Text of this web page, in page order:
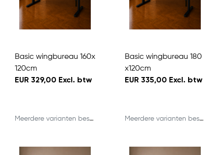
Basic wingbureau 160x
120cm
EUR 329,00 Excl. btw
Meerdere varianten beschikbaar
Basic wingbureau 180
x120cm
EUR 335,00 Excl. btw
Meerdere varianten beschikbaar